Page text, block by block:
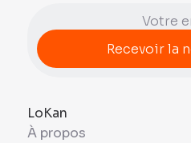
LoKan
À propos